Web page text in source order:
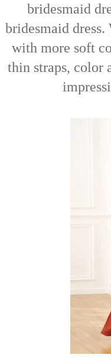
bridesmaid
bridesmaid dress.
with more soft
thin straps, color